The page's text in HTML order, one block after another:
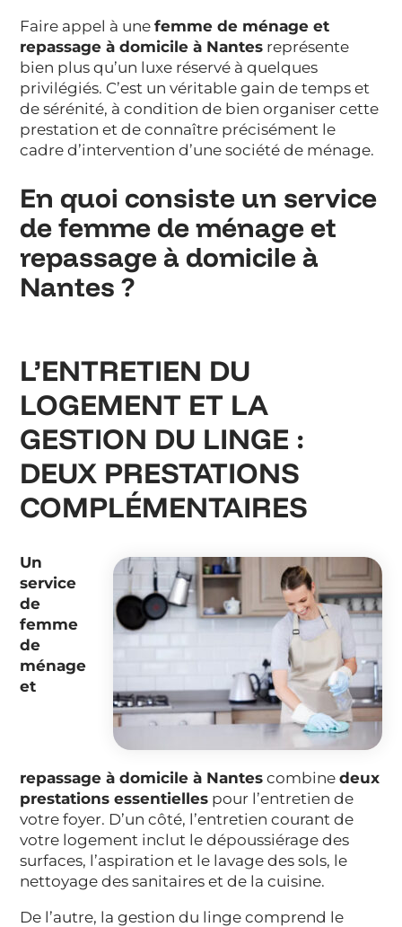
Faire appel à unefemme de ménage et
repassage à domicile à Nantes représente
bien plus qu’un luxe réservé à quelques
privilégiés. C’est un véritable gain de temps et
de sérénité, à condition de bien organiser cette
prestation et de connaître précisément le
cadre d’intervention d’une société de ménage.
En quoi consiste un service
de femme de ménage et
repassage à domicile à
Nantes ?
L’ENTRETIEN DU
LOGEMENT ET LA
GESTION DU LINGE :
DEUX PRESTATIONS
COMPLÉMENTAIRES
Un
service
de
femme
de
ménage
et
repassage à domicile à Nantes combinedeux
prestations essentielles pour l’entretien de
votre foyer. D’un côté, l’entretien courant de
votre logement inclut le dépoussiérage des
surfaces, l’aspiration et le lavage des sols, le
nettoyage des sanitaires et de la cuisine.
De l’autre, la gestion du linge comprend le